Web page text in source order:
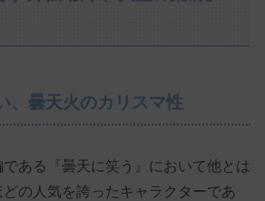
、曇天火のカリスマ性
ある『曇天に笑う』において他とは
の人気を誇ったキャラクターであ